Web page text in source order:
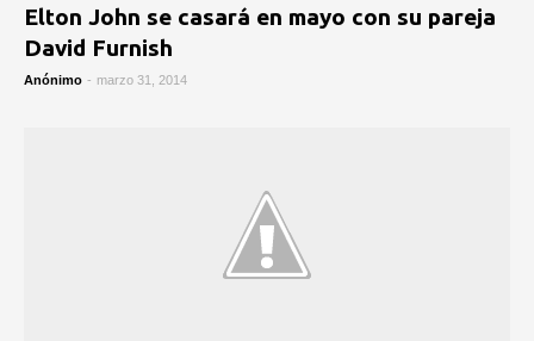
Elton John se casará en mayo con su pareja
David Furnish
Anónimo - marzo 31, 2014